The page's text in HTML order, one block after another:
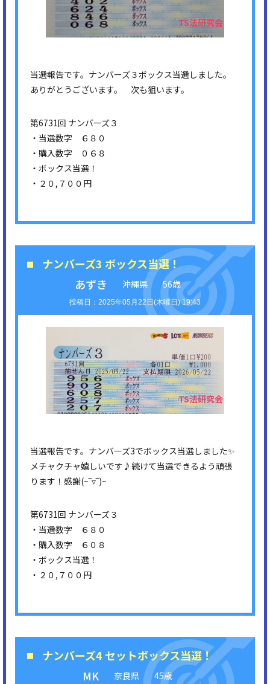
当選報告です。ナンバーズ３ボックス当選しました。
ありがとうございます。 次も狙います。
第6731回 ナンバーズ３
・当選数字 ６８０
・購入数字 ０６８
・ボックス当選！
・２０,７００円
ナンバーズ3 ボックス当選！
あずき
沖縄県 56歳
2025年05月22日(木曜日) 19:43
当選報告です。ナンバーズ3でボックス当選しました✨
メチャクチャ嬉しいです♪続けて当選できるよう頑張
ります！感謝(⁠~⁠‾⁠▿⁠‾⁠)⁠~
第6731回 ナンバーズ３
・当選数字 ６８０
・購入数字 ６０８
・ボックス当選！
・２０,７００円
ナンバーズ4 セットボックス当選！
MK
奈良県 45歳